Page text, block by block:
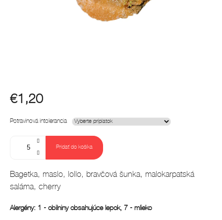
€1,20
Potravinová intolerancia
Pridať do košíka
Bagetka, maslo, lollo, bravčová šunka, malokarpatská
saláma, cherry
Alergény: 1 - obilniny obsahujúce lepok, 7 - mlieko